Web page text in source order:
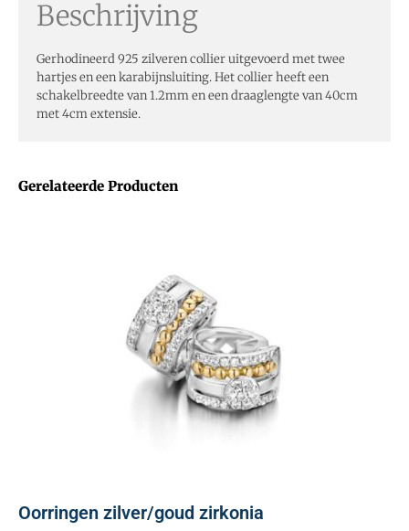
Gerelateerde Producten
Oorringen zilver/goud zirkonia
Beschrijving
Gerhodineerd 925 zilveren collier uitgevoerd met twee
hartjes en een karabijnsluiting. Het collier heeft een
schakelbreedte van 1.2mm en een draaglengte van 40cm
met 4cm extensie.